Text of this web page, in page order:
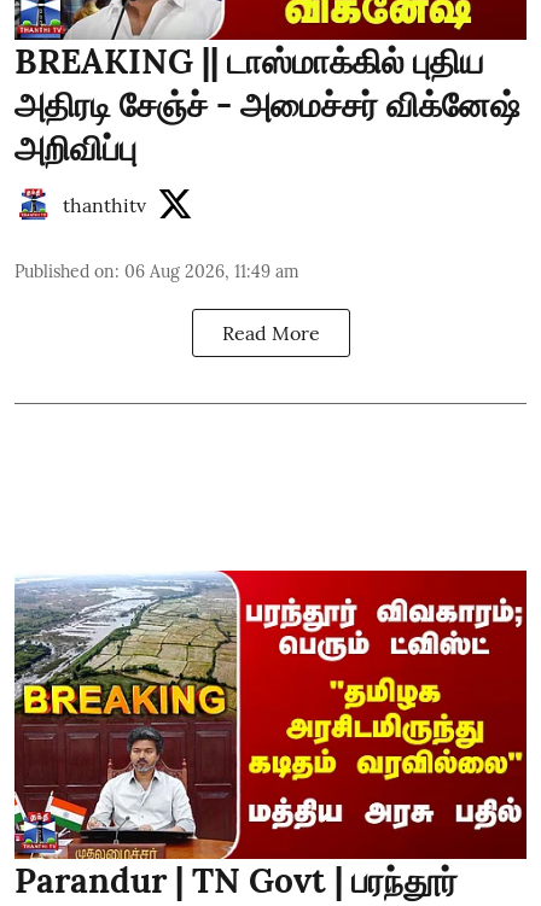
BREAKING || டாஸ்மாக்கில் புதிய
அதிரடி சேஞ்ச் - அமைச்சர் விக்னேஷ்
அறிவிப்பு
thanthitv
Published on: 06 Aug 2026, 11:49 am
Read More
Parandur | TN Govt | பரந்தூர்